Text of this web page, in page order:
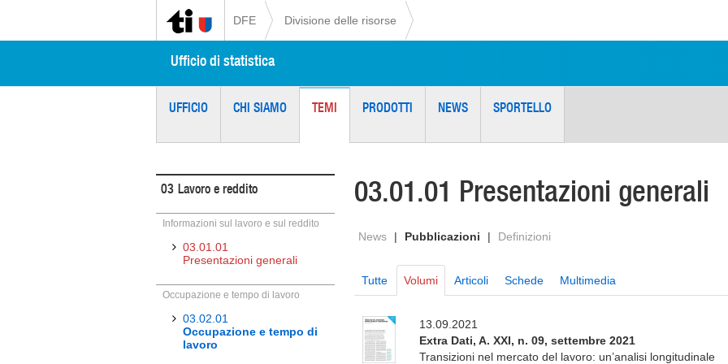
DFE Divisione delle risorse
Ufficio di statistica
UFFICIO CHI SIAMO TEMI PRODOTTI NEWS SPORTELLO
03 Lavoro e reddito
Informazioni sul lavoro e sul reddito
03.01.01
Presentazioni generali
Occupazione e tempo di lavoro
03.02.01
Occupazione e tempo di
lavoro
03.01.01 Presentazioni generali
News | Pubblicazioni | Definizioni
Tutte Volumi Articoli Schede Multimedia
13.09.2021
Extra Dati, A. XXI, n. 09, settembre 2021
Transizioni nel mercato del lavoro: un’analisi longitudinale